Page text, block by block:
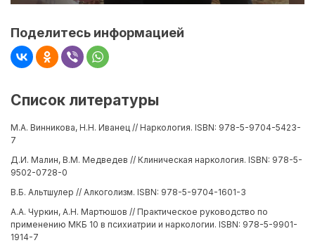
Поделитесь информацией
Список литературы
М.А. Винникова, Н.Н. Иванец // Наркология. ISBN: 978-5-9704-5423-
7
Д.И. Малин, В.М. Медведев // Клиническая наркология. ISBN: 978-5-
9502-0728-0
В.Б. Альтшулер // Алкоголизм. ISBN: 978-5-9704-1601-3
А.А. Чуркин, А.Н. Мартюшов // Практическое руководство по
применению МКБ 10 в психиатрии и наркологии. ISBN: 978-5-9901-
1914-7